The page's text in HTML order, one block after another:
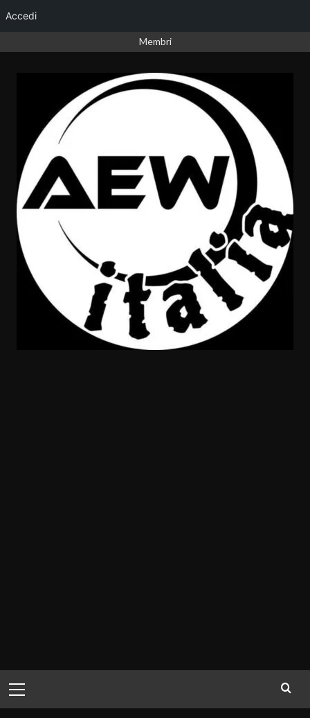
Accedi
Membri
principale